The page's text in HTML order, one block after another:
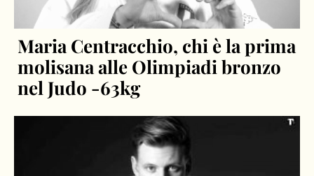
Maria Centracchio, chi è la prima
molisana alle Olimpiadi bronzo
nel Judo -63kg